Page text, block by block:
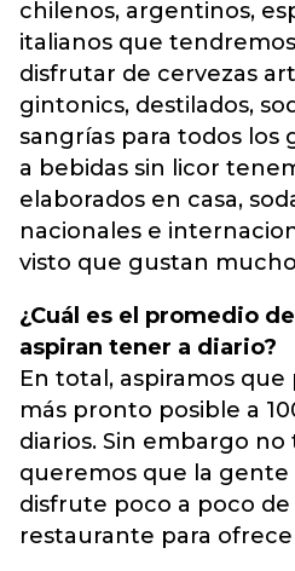
chilenos, argentinos,
italianos que
disfrutar de cervezas
gintonics, destilados,
sangrías para todos los
a bebidas sin licor
elaborados en casa,
nacionales e
visto que gustan
¿Cuál es el promedio
aspiran tener a diario?
En total, aspiramos
más pronto posible a
diarios. Sin embargo
queremos que la
disfrute poco a poco
restaurante para